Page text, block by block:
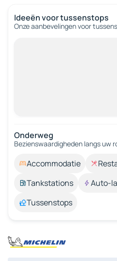
Ideeën voor tussenstops
Onze aanbevelingen voor
Onderweg
Bezienswaardigheden langs uw
Accommodatie
Tankstations
Auto-
Tussenstops